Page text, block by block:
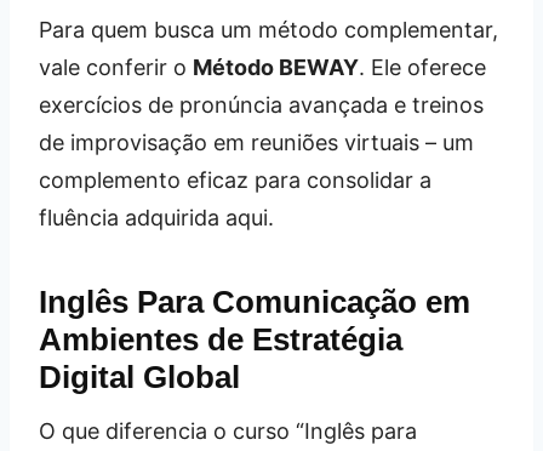
Para quem busca um método complementar,
vale conferir o Método BEWAY. Ele oferece
exercícios de pronúncia avançada e treinos
de improvisação em reuniões virtuais – um
complemento eficaz para consolidar a
fluência adquirida aqui.
Inglês Para Comunicação em
Ambientes de Estratégia
Digital Global
O que diferencia o curso “Inglês para